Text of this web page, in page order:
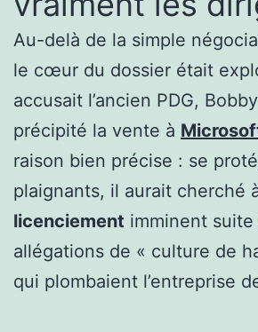
Au-delà de la simple
le cœur du dossier était
accusait l’ancien PDG,
précipité la vente à
raison bien précise : se
plaignants, il aurait cherché
licenciement imminent
allégations de « culture de
qui plombaient l’entreprise